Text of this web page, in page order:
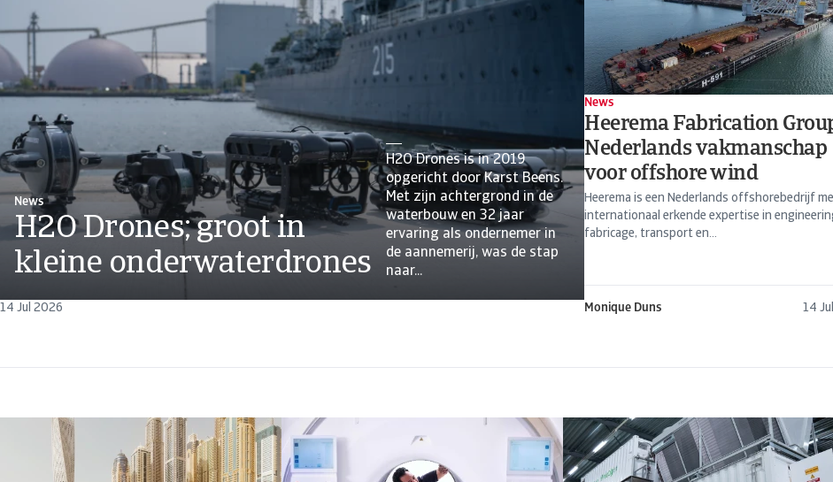
News
H2O Drones; groot in
kleine onderwaterdrones
H2O Drones is in 2019
opgericht door Karst Beens.
Met zijn achtergrond in de
waterbouw en 32 jaar
ervaring als ondernemer in
de aannemerij, was de stap
naar...
14 Jul 2026
News
Heerema Fabrication
Nederlands vakman­schap
voor offshore wind
Heerema is een Nederlands offshorebedrijf
internationaal erkende expertise in
fabricage, transport en...
Monique Duns 14